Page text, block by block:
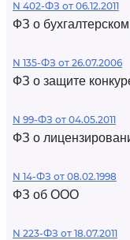
N 402-ФЗ от 06.12.2011
ФЗ о бухгалтерском
N 135-ФЗ от 26.07.2006
ФЗ о защите
N 99-ФЗ от 04.05.2011
ФЗ о
N 14-ФЗ от 08.02.1998
ФЗ об ООО
N 223-ФЗ от 18.07.2011